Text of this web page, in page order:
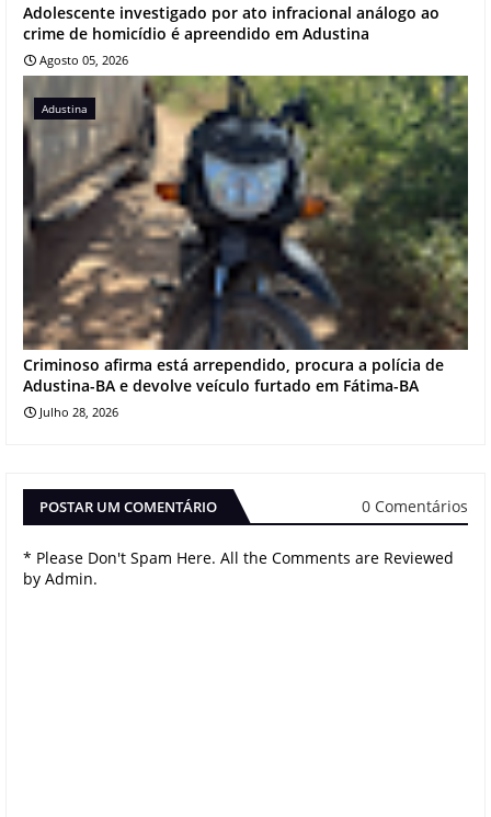
Adolescente investigado por ato infracional análogo ao
crime de homicídio é apreendido em Adustina
Agosto 05, 2026
Adustina
Criminoso afirma está arrependido, procura a polícia de
Adustina-BA e devolve veículo furtado em Fátima-BA
Julho 28, 2026
POSTAR UM COMENTÁRIO 0 Comentários
* Please Don't Spam Here. All the Comments are Reviewed
by Admin.